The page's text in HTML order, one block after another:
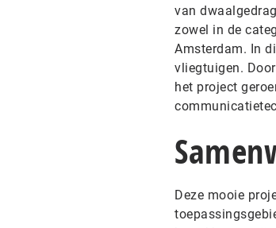
van
zowel in de
Amsterdam. In
vliegtuigen.
het project
Deze mooie